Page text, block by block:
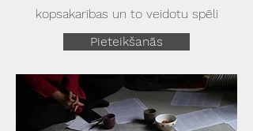
kopsakarības un to veidotu spēli
Pieteikšanās